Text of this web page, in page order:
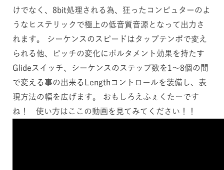
けでなく、8bit処理される為、狂ったコンピュターのよ
うなヒステリックで極上の低音質音源となって出力さ
れます。 シーケンスのスピードはタップテンポで変え
られる他、ピッチの変化にポルタメント効果を持たす
Glideスイッチ、シーケンスのステップ数を1～8個の間
で変える事の出来るLengthコントロールを装備し、表
現方法の幅を広げます。 おもしろえふぇくたーです
ね！ 使い方はここの動画を見てみてください！！